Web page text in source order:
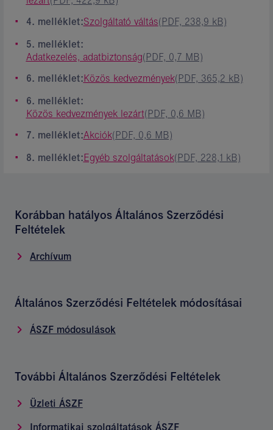
4. melléklet:Szolgáltató váltás(PDF, 238,9 kB)
5. melléklet:
Adatkezelés, adatbiztonság(PDF, 0,7 MB)
6. melléklet:Közös kedvezmények(PDF, 365,2 kB)
6. melléklet:
Közös kedvezmények lezárt(PDF, 0,6 MB)
7. melléklet:Akciók(PDF, 0,6 MB)
8. melléklet:Egyéb szolgáltatások(PDF, 228,1 kB)
Korábban hatályos Általános Szerződési
Feltételek
Archívum
Általános Szerződési Feltételek módosításai
ÁSZF módosulások
További Általános Szerződési Feltételek
Üzleti ÁSZF
Informatikai szolgáltatások ÁSZF